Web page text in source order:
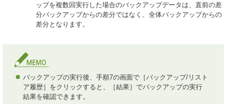
ップを複数回実行した場合のバックアップデータは、直前の差
分バックアップからの差分ではなく、全体バックアップからの
差分となります。
バックアップの実行後、手順7の画面で［バックアップ/リスト
ア履歴］をクリックすると、［結果］でバックアップの実行
結果を確認できます。